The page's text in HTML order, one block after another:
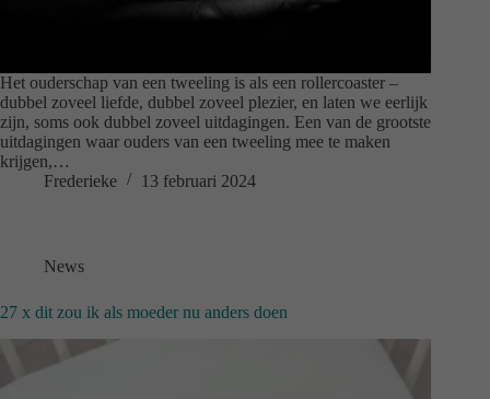
Het ouderschap van een tweeling is als een rollercoaster –
dubbel zoveel liefde, dubbel zoveel plezier, en laten we eerlijk
zijn, soms ook dubbel zoveel uitdagingen. Een van de grootste
uitdagingen waar ouders van een tweeling mee te maken
krijgen,…
Frederieke
13 februari 2024
News
27 x dit zou ik als moeder nu anders doen